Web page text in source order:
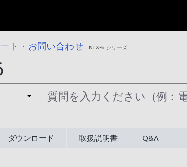
ト・お問い合わせ NEX-6 シリーズ
ダウンロード 取扱説明書 Q&A